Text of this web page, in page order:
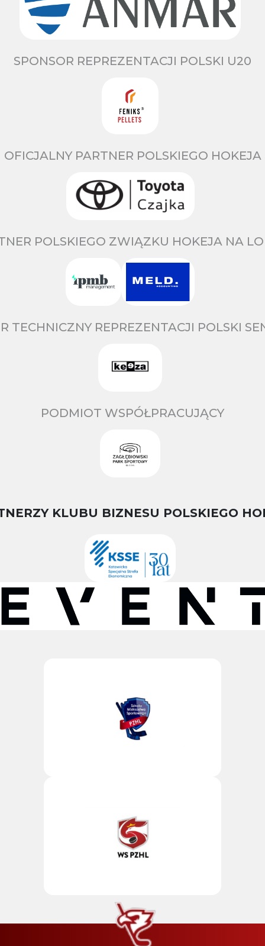
SPONSOR REPREZENTACJI POLSKI U20
OFICJALNY PARTNER POLSKIEGO HOKEJA
POLSKIEGO ZWIĄZKU HOKEJA NA
TECHNICZNY REPREZENTACJI POLSKI
PODMIOT WSPÓŁPRACUJĄCY
KLUBU BIZNESU POLSKIEGO